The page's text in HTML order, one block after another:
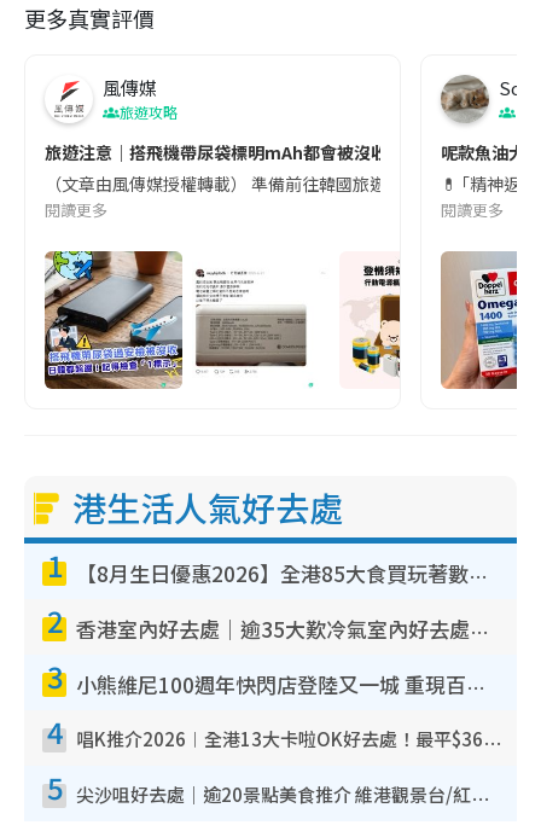
更多真實評價
風傳媒
旅遊攻略
旅遊注意｜搭飛機帶尿袋標明mAh都會被沒收😱出發前切記檢查
（文章由風傳媒授權轉載） 準備前往韓國旅遊的民眾，近期要
閱讀更多
Soul
呢款魚油大
💊 ｢精神返
閱讀更多
港生活人氣好去處
1 【8月生日優惠2026】全港85大食買玩著數攻略 自助餐/火鍋放題同行免費＋誠品/DONKI送現金券
2 香港室內好去處｜逾35大歎冷氣室內好去處推介 室內活動免費避雨無懼落雨
3 小熊維尼100週年快閃店登陸又一城 重現百畝森林經典場景／獨家限定盲盒登場／專屬DIY香水
4 唱K推介2026︱全港13大卡啦OK好去處！最平$36起 日文K都有！(附地址+收費詳情)
5 尖沙咀好去處｜逾20景點美食推介 維港觀景台/紅磚古蹟/九龍公園/室內遊樂場